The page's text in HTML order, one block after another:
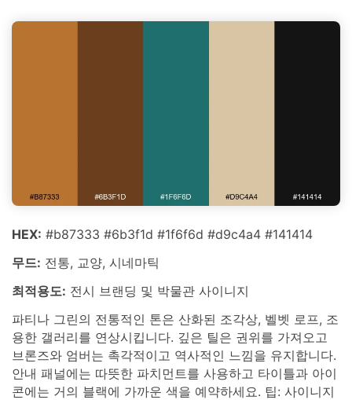
HEX: #b87333 #6b3f1d #1f6f6d #d9c4a4 #141414
무드: 전통, 교양, 시네마틱
최적용도: 전시 브랜딩 및 박물관 사이니지
파티나 그린의 전통적인 톤은 산화된 조각상, 벨벳 로프, 조
용한 갤러리를 연상시킵니다. 깊은 틸은 권위를 가져오고
브론즈와 엄버는 촉각적이고 역사적인 느낌을 유지합니다.
안내 패널에는 따뜻한 파치먼트를 사용하고 타이틀과 아이
콘에는 거의 블랙에 가까운 색을 예약하세요. 팁: 사이니지